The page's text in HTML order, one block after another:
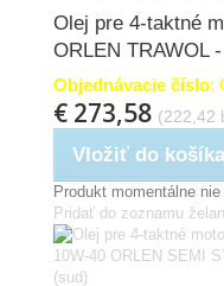
Olej pre 4-taktné
ORLEN TRAWOL
Objednávacie číslo:
€ 273,58 (222,42
Vložiť do košíka
Produkt momentálne
Pridať do zoznamu